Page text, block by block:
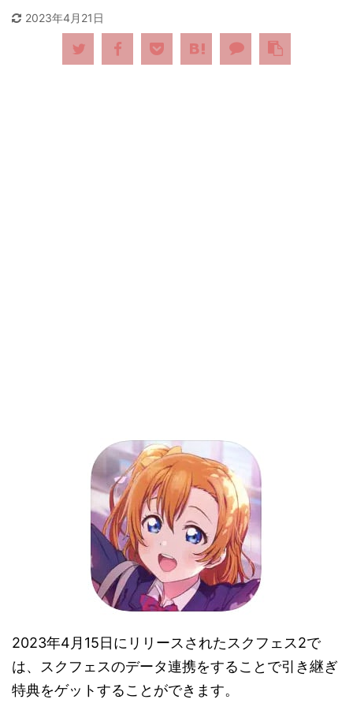
2023年4月21日
2023年4月15日にリリースされたスクフェス2で
は、スクフェスのデータ連携をすることで引き継ぎ
特典をゲットすることができます。